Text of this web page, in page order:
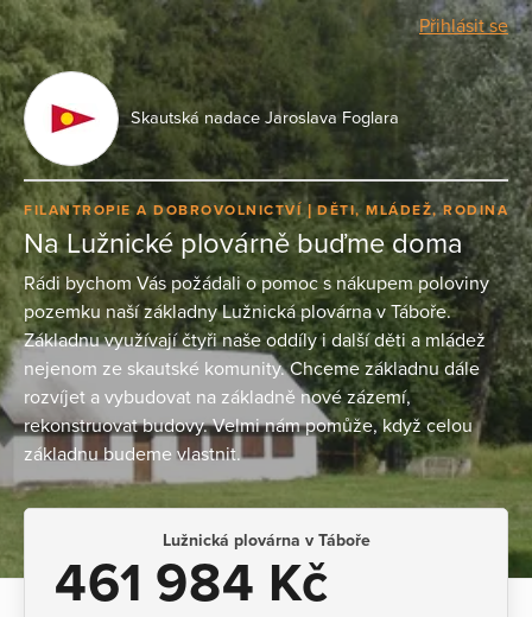
Přihlásit se
Skautská nadace Jaroslava Foglara
FILANTROPIE A DOBROVOLNICTVÍ DĚTI, MLÁDEŽ, RODINA
Na Lužnické plovárně buďme doma
Rádi bychom Vás požádali o pomoc s nákupem poloviny
pozemku naší základny Lužnická plovárna v Táboře.
Základnu využívají čtyři naše oddíly i další děti a mládež
nejenom ze skautské komunity. Chceme základnu dále
rozvíjet a vybudovat na základně nové zázemí,
rekonstruovat budovy. Velmi nám pomůže, když celou
základnu budeme vlastnit.
Lužnická plovárna v Táboře
461 984 Kč